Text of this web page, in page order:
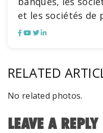
et les sociétés de
RELATED
No related photos.
LEAVE A REPLY